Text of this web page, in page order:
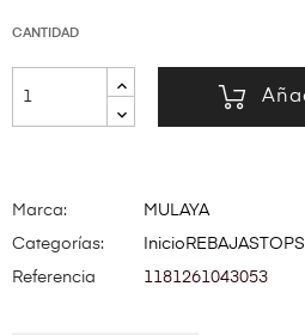
CANTIDAD
Marca:
MULAYA
Categorías:
Inicio REBAJAS TOPS
Referencia
1181261043053